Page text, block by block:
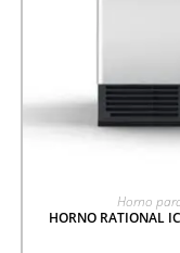
Horno
HORNO RATIONAL